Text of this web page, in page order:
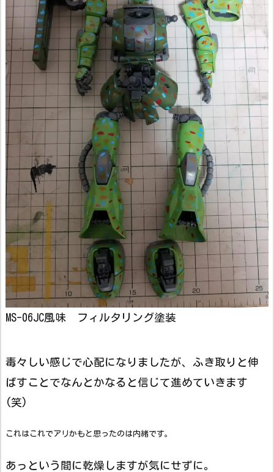
MS-06JC風味 フィルタリング塗装
毒々しい感じで心配になりましたが、ふき取りと伸
ばすことでなんとかなると信じて進めていきます
(笑)
これはこれでアリかもと思ったのは内緒です。
あっという間に乾燥しますが気にせずに。